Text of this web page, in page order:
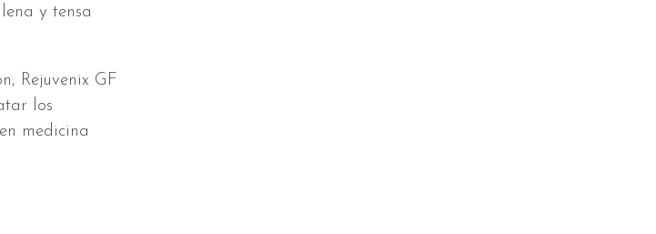
y tensa
Rejuvenix GF
los
medicina